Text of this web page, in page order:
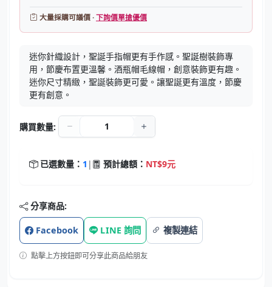
大量採購可議價 ·下詢價單搶優價
迷你針織設計，聖誕手指帽更有手作感。聖誕樹裝飾專
用，節慶布置更溫馨。酒瓶帽毛線帽，創意裝飾更有趣。
迷你尺寸精緻，聖誕裝飾更可愛。讓聖誕更有溫度，節慶
更有創意。
購買數量:
已選數量： 1 | 預計總額： NT$9元
分享商品:
Facebook LINE 詢問 複製連結
點擊上方按鈕即可分享此商品給朋友